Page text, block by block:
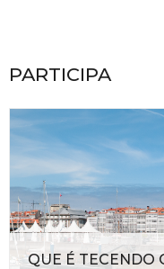
PARTICIPA
QUE É TECENDO